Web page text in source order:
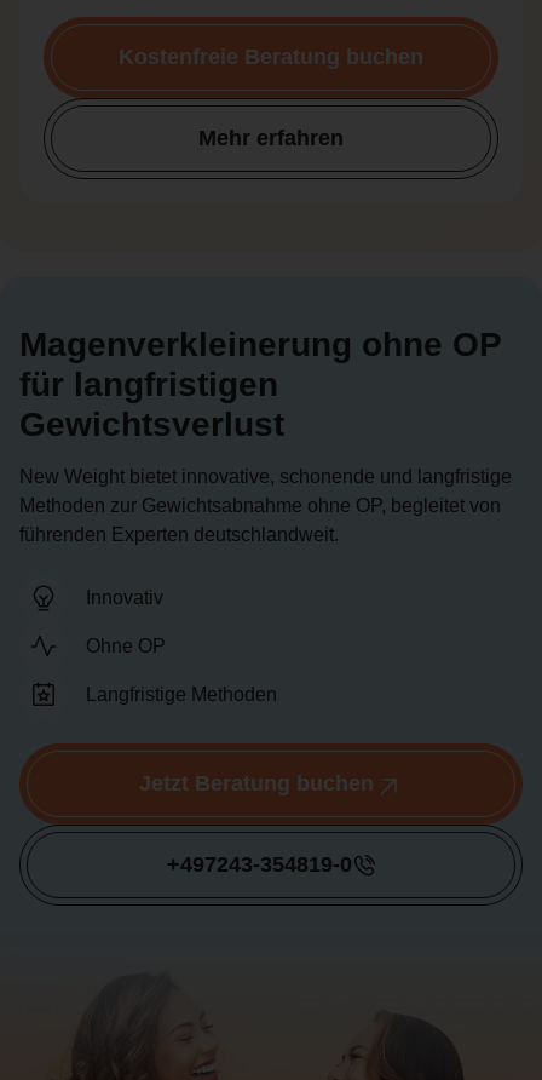
Kostenfreie Beratung buchen
Mehr erfahren
Magenverkleinerung ohne OP
für langfristigen
Gewichtsverlust
New Weight bietet innovative, schonende und langfristige
Methoden zur Gewichtsabnahme ohne OP, begleitet von
führenden Experten deutschlandweit.
Innovativ
Ohne OP
Langfristige Methoden
Jetzt Beratung buchen
+497243-354819-0